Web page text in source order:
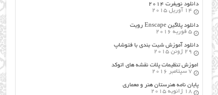
دانلود نویفرت ۲۰۱۴
14 آوریل 2015
دانلود پلاگین Enscape رویت
5 فوریه 2016
دانلود آموزش شیت بندی با فتوشاپ
29 ژوئن 2015
اموزش تنظیمات پلات نقشه های اتوکد
7 سپتامبر 2016
پایان نامه هنرستان هنر و معماري
18 ژانویه 2015